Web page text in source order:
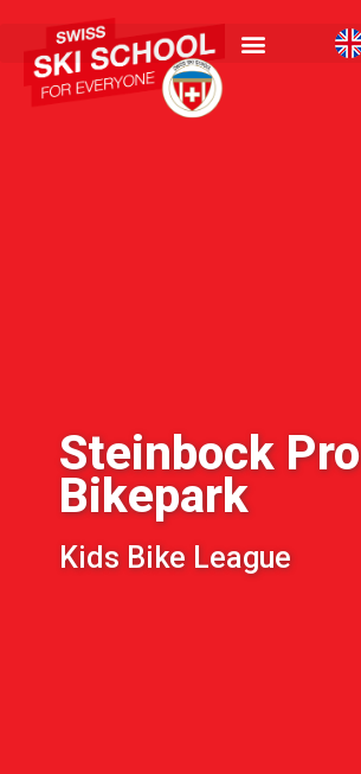
Steinbock Pro
Bikepark
Kids Bike League